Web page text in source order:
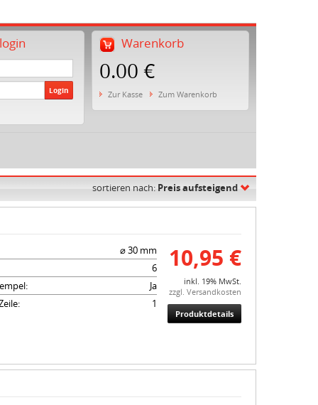
Warenkorb
0.00 €
Zur Kasse Zum Warenkorb
Login
sortieren nach: Preis aufsteigend
10,95 €
inkl. 19% MwSt.
zzgl. Versandkosten
Produktdetails
⌀ 30 mm
6
Ja
1